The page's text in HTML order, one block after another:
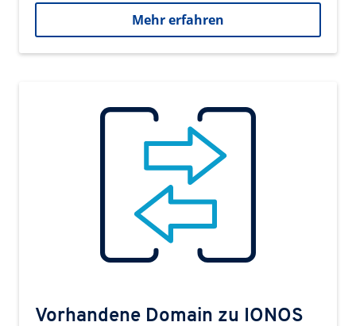
Mehr erfahren
Vorhandene Domain zu IONOS